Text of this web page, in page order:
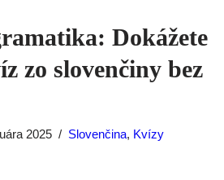
Dokážete
zo slovenčiny bez
2025 Slovenčina, Kvízy